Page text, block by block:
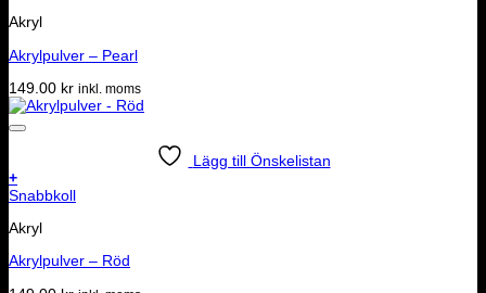
Akryl
Akrylpulver – Pearl
149.00 kr inkl. moms
Lägg till Önskelistan
+
Snabbkoll
Akryl
Akrylpulver – Röd